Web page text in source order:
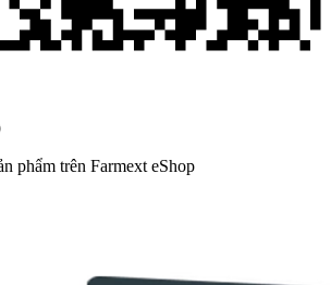
phẩm trên Farmext eShop